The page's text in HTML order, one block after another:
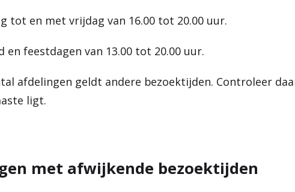
tot en met vrijdag van 16.00 tot 20.00 uur.
en feestdagen van 13.00 tot 20.00 uur.
afdelingen geldt andere bezoektijden. Controleer
ligt.​​​​​​
met afwijkende bezoektijden